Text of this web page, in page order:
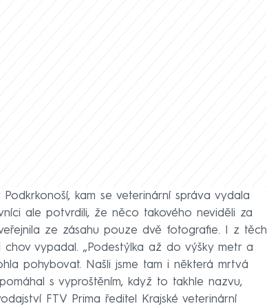
kam se veterinární správa vydala
ale potvrdili, že něco takového neviděli za
ze zásahu pouze dvě fotografie. I z těch
vypadal. „Podestýlka až do výšky metr a
pohybovat. Našli jsme tam i některá mrtvá
s vyproštěním, když to takhle nazvu,
FTV Prima ředitel Krajské veterinární